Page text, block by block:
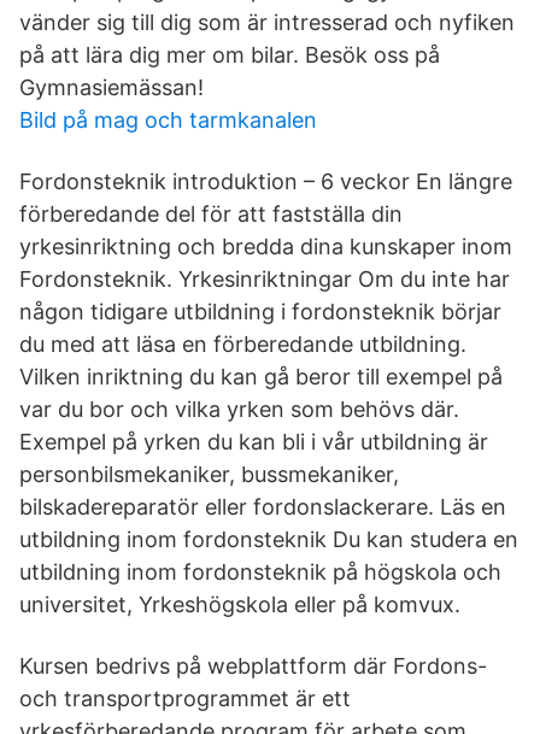
vänder sig till dig som är intresserad och nyfiken
på att lära dig mer om bilar. Besök oss på
Gymnasiemässan!
Bild på mag och tarmkanalen
Fordonsteknik introduktion – 6 veckor En längre
förberedande del för att fastställa din
yrkesinriktning och bredda dina kunskaper inom
Fordonsteknik. Yrkesinriktningar Om du inte har
någon tidigare utbildning i fordonsteknik börjar
du med att läsa en förberedande utbildning.
Vilken inriktning du kan gå beror till exempel på
var du bor och vilka yrken som behövs där.
Exempel på yrken du kan bli i vår utbildning är
personbilsmekaniker, bussmekaniker,
bilskadereparatör eller fordonslackerare. Läs en
utbildning inom fordonsteknik Du kan studera en
utbildning inom fordonsteknik på högskola och
universitet, Yrkeshögskola eller på komvux.
Kursen bedrivs på webplattform där Fordons-
och transportprogrammet är ett